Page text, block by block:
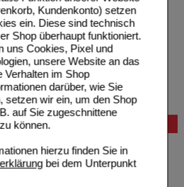
Kundenkonto) setzen
ein. Diese sind technisch
Shop überhaupt funktioniert.
uns Cookies, Pixel und
unsere Website an das
Verhalten im Shop
darüber, wie Sie
setzen wir ein, um den Shop
auf Sie zugeschnittene
können.
hierzu finden Sie in
bei dem Unterpunkt
Bestellung
Hilfe zur Anmeldung
Hilfe zum Bestellvorgang
Zahlungsmöglichkeiten